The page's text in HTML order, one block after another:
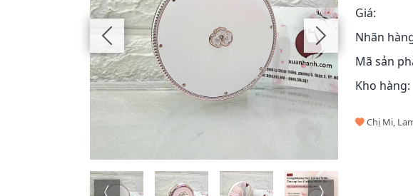
Giá:
Nhãn
Mã sản
Kho hàng:
Chị Mi,